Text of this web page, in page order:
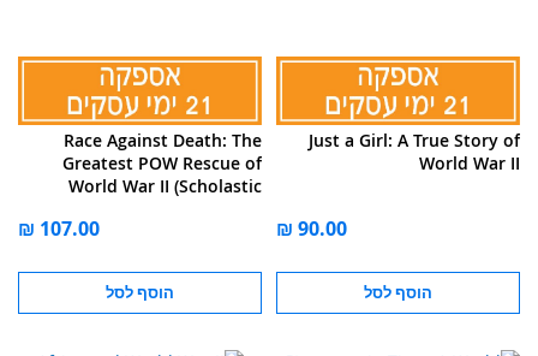
Just a Girl: A True Story of
World War II
הוסף לסל
Race Against Death: The
Greatest POW Rescue of
World War II (Scholastic
הוסף לסל